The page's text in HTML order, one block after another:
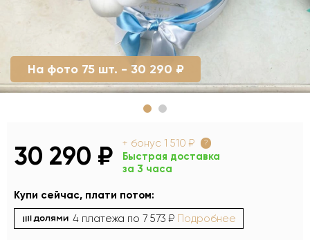
На фото 75 шт. - 30 290 ₽
30 290 ₽ + бонус 1 510 ₽ ?
Быстрая доставка
за 3 часа
Купи сейчас, плати потом:
4 платежа по 7 573 ₽ Подробнее